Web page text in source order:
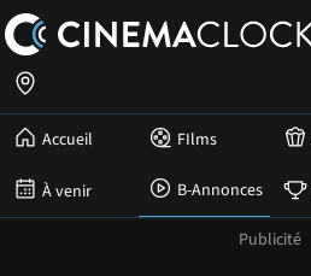
Accueil FIlms
À venir B-Annonces